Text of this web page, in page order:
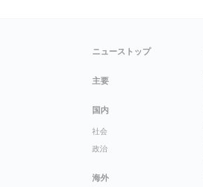
ニューストップ
主要
国内
社会
政治
海外